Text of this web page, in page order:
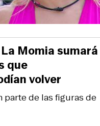
parte de las figuras de
Momia sumará
que
volver